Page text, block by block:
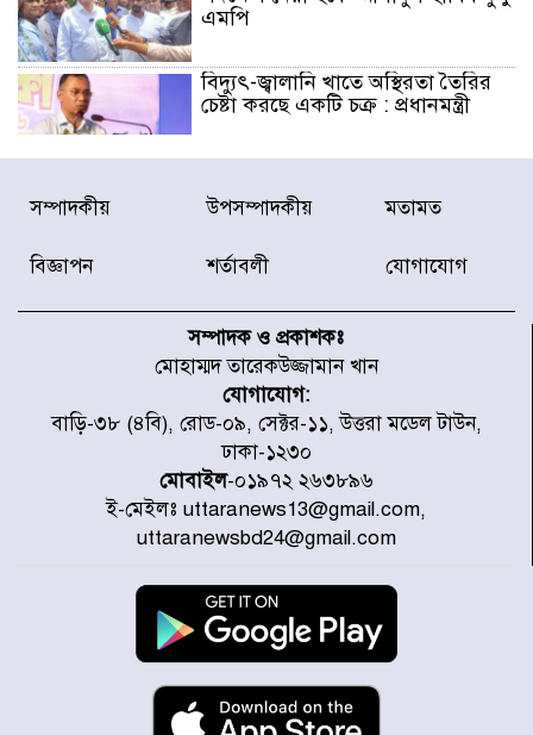
এমপি
বিদ্যুৎ-জ্বালানি খাতে অস্থিরতা তৈরির
চেষ্টা করছে একটি চক্র : প্রধানমন্ত্রী
টাইফুন ‘ডলফিনের’ আঘাতে জাপানে
৫ আহত, চীনে বন্দর বন্ধ
বরাদ্দের ঘোষণা স্থানীয় সরকার মন্ত্রীর
জুলাই জাদুঘর ঘুরে দেখলেন এনসিপি
নেতারা
যুক্তরাষ্ট্রে দাবানল নেভাতে গিয়ে
হেলিকপ্টার বিধ্বস্ত, নিহত ১
মজুদদারের সর্বোচ্চ শাস্তি মৃত্যুদণ্ড, তাই
ভেবে মজুদ করবেন : আইনমন্ত্রী
সম্পাদকীয় উপসম্পাদকীয় মতামত
বিজ্ঞাপন শর্তাবলী যোগাযোগ
সম্পাদক ও প্রকাশকঃ
মোহাম্মদ তারেকউজ্জামান খান
যোগাযোগ:
বাড়ি-৩৮ (৪বি), রোড-০৯, সেক্টর-১১, উত্তরা মডেল টাউন,
ঢাকা-১২৩০
মোবাইল-০১৯৭২ ২৬৩৮৯৬
ই-মেইলঃ uttaranews13@gmail.com,
uttaranewsbd24@gmail.com